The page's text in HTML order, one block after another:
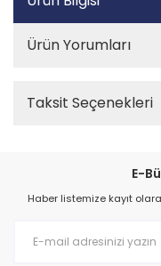
Ürün Yorumları
Taksit Seçenekleri
E-
Haber listemize kayıt